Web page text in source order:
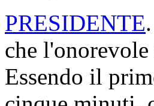
PRESIDENTE
che
Essendo il